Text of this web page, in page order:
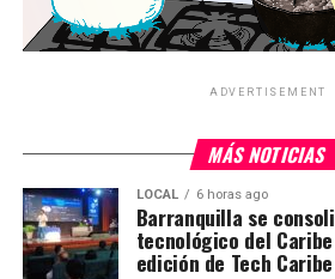
ADVERTISEMENT
MÁS NOTICIAS
LOCAL 6 horas ago
Barranquilla se
tecnológico del
edición de Tech